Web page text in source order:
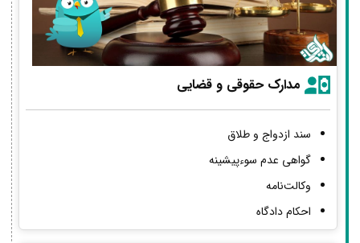
مدارک حقوقی و قضایی
سند ازدواج و طلاق
گواهی عدم سوءپیشینه
وکالت‌نامه
احکام دادگاه